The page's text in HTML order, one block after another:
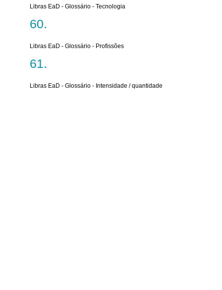
Libras EaD - Glossário - Tecnologia
Libras EaD - Glossário - Profissões
Libras EaD - Glossário - Intensidade / quantidade